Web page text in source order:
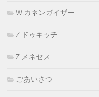
W.カネンガイザー
Z.ドゥキッチ
Z.メネセス
ごあいさつ